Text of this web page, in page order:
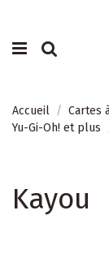
Accueil
Cartes
Yu-Gi-Oh! et plus
Kayou